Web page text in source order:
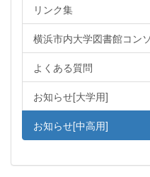
リンク集
横浜市内大学図書館コン
よくある質問
お知らせ[大学用]
お知らせ[中高用]